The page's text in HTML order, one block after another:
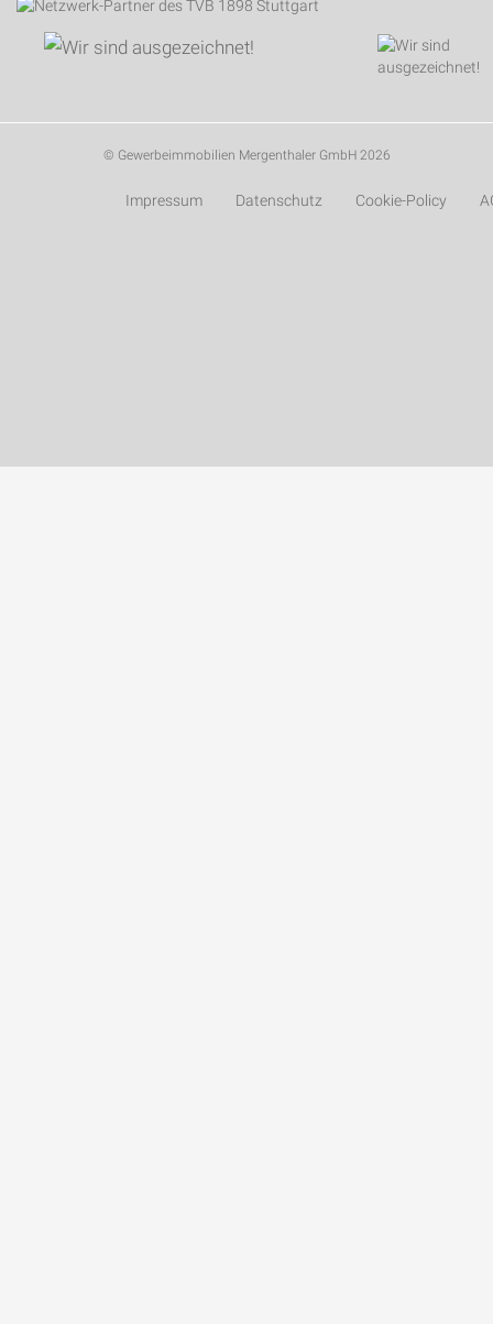
© Gewerbeimmobilien Mergenthaler GmbH 2026
Impressum Datenschutz Cookie-Policy